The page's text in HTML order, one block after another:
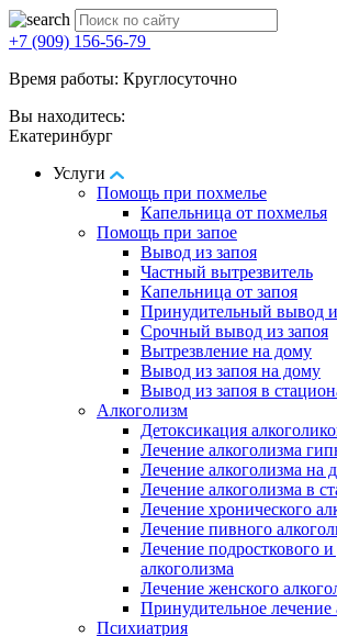
+7 (909) 156-56-79
Время работы: Круглосуточно
Вы находитесь:
Екатеринбург
Услуги
Помощь при похмелье
Капельница от похмелья
Помощь при запое
Вывод из запоя
Частный вытрезвитель
Капельница от запоя
Принудительный вывод
Срочный вывод из запоя
Вытрезвление на дому
Вывод из запоя на дому
Вывод из запоя в
Алкоголизм
Детоксикация
Лечение алкоголизма
Лечение алкоголизма на
Лечение алкоголизма в
Лечение хронического
Лечение пивного
Лечение подросткового и
алкоголизма
Лечение женского
Принудительное лечение
Психиатрия